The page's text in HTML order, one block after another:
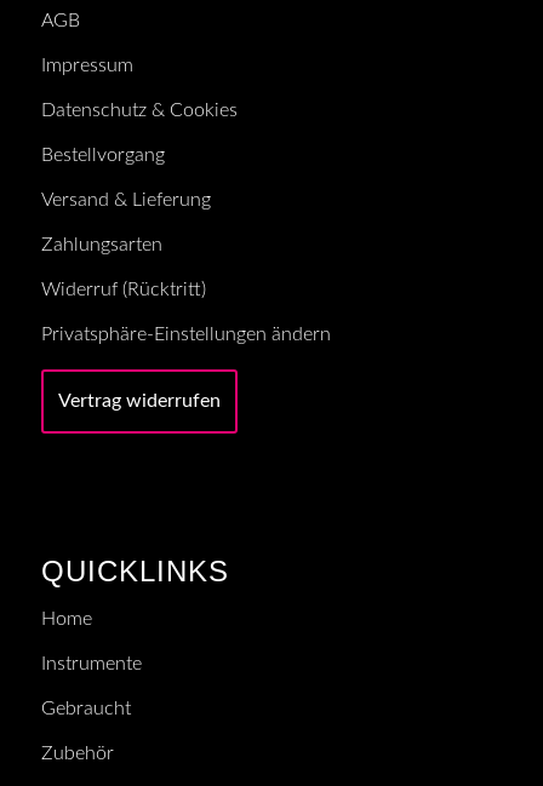
AGB
Impressum
Datenschutz & Cookies
Bestellvorgang
Versand & Lieferung
Zahlungsarten
Widerruf (Rücktritt)
Privatsphäre-Einstellungen ändern
Vertrag widerrufen
QUICKLINKS
Home
Instrumente
Gebraucht
Zubehör